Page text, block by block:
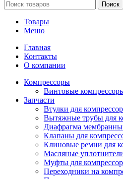
Поиск
Товары
Меню
Главная
Контакты
О компании
Компрессоры
Винтовые
Запчасти
Втулки для
Вытяжные трубы для
Диафрагма
Клапаны для
Клиновые ремни для
Масляные
Муфты для
Переходники на